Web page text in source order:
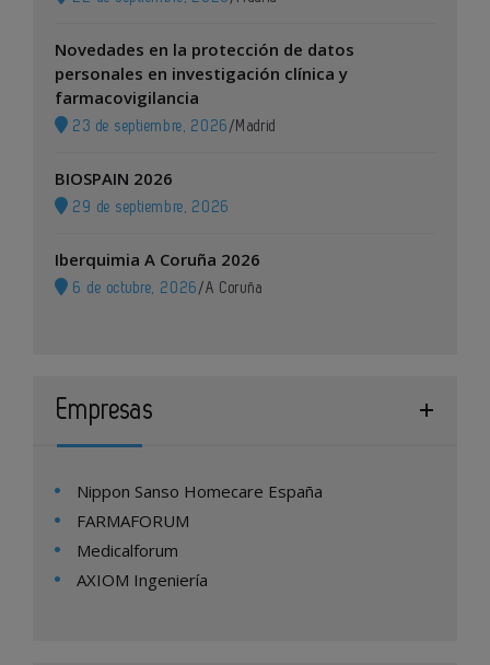
Novedades en la protección de datos
personales en investigación clínica y
farmacovigilancia
23 de septiembre, 2026 / Madrid
BIOSPAIN 2026
29 de septiembre, 2026
Iberquimia A Coruña 2026
6 de octubre, 2026 /A Coruña
Empresas
Nippon Sanso Homecare España
FARMAFORUM
Medicalforum
AXIOM Ingeniería